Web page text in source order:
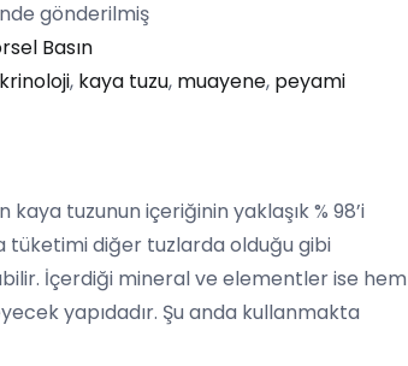
gönderilmiş
Basın
, kaya tuzu, muayene, peyami
tuzunun içeriğinin yaklaşık % 98’i
tüketimi diğer tuzlarda olduğu gibi
İçerdiği mineral ve elementler ise hem
yapıdadır. Şu anda kullanmakta